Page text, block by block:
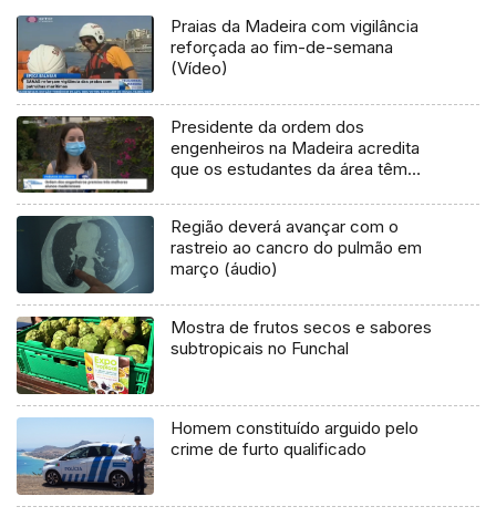
Praias da Madeira com vigilância
reforçada ao fim-de-semana
(Vídeo)
Presidente da ordem dos
engenheiros na Madeira acredita
que os estudantes da área têm
Região deverá avançar com o
rastreio ao cancro do pulmão em
março (áudio)
Mostra de frutos secos e sabores
subtropicais no Funchal
Homem constituído arguido pelo
crime de furto qualificado